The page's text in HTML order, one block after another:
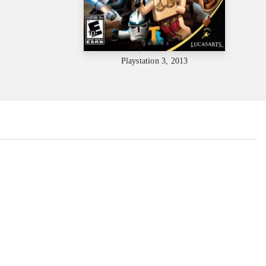
Playstation 3, 2013